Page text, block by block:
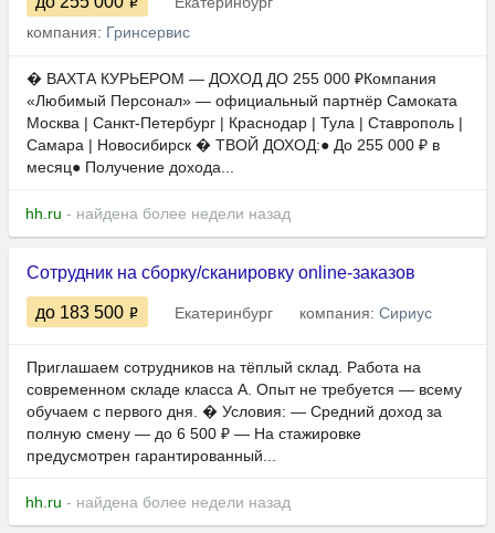
компания: Гринсервис
� ВАХТА КУРЬЕРОМ — ДОХОД ДО 255 000 ₽Компания
«Любимый Персонал» — официальный партнёр Самоката​​​​​​​
Москва | Санкт-Петербург | Краснодар | Тула | Ставрополь |
Самара | Новосибирск � ТВОЙ ДОХОД:● До 255 000 ₽ в
месяц● Получение дохода...
hh.ru - найдена более недели назад
Сотрудник на сборку/сканировку online-заказов
до 183 500 Екатеринбург компания: Сириус
Приглашаем сотрудников на тёплый склад. Работа на
современном складе класса А. Опыт не требуется — всему
обучаем с первого дня. � Условия: — Средний доход за
полную смену — до 6 500 ₽ — На стажировке
предусмотрен гарантированный...
hh.ru - найдена более недели назад